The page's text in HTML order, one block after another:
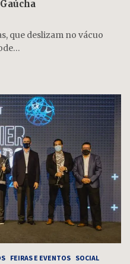
que deslizam no vácuo
FEIRAS E EVENTOS SOCIAL